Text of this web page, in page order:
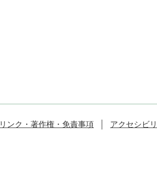
リンク・著作権・免責事項 アクセシビ